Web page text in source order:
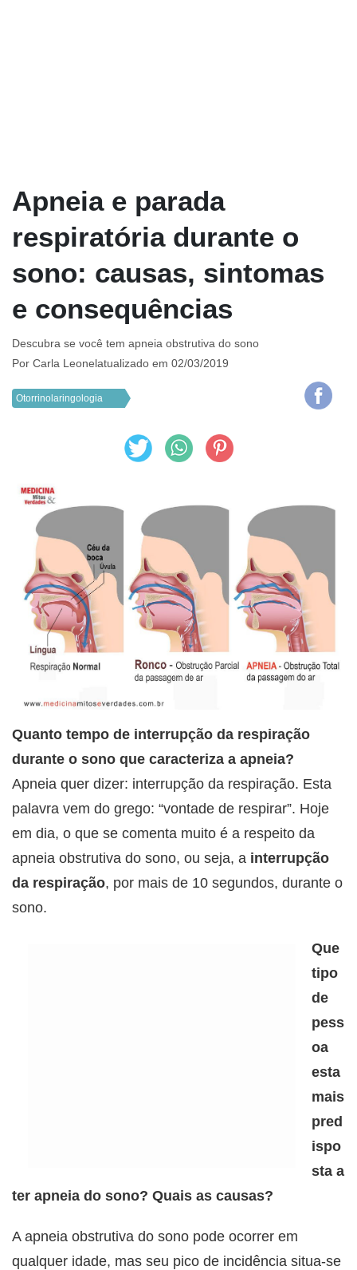
Apneia e parada
respiratória durante o
sono: causas, sintomas
e consequências
Descubra se você tem apneia obstrutiva do sono
Por Carla Leonelatualizado em 02/03/2019
Otorrinolaringologia
Quanto tempo de interrupção da respiração
durante o sono que caracteriza a apneia?
Apneia quer dizer: interrupção da respiração. Esta
palavra vem do grego: “vontade de respirar”. Hoje
em dia, o que se comenta muito é a respeito da
apneia obstrutiva do sono, ou seja, a interrupção
da respiração, por mais de 10 segundos, durante o
sono.
Que
tipo
de
pess
oa
esta
mais
pred
ispo
sta a
ter apneia do sono? Quais as causas?
A apneia obstrutiva do sono pode ocorrer em
qualquer idade, mas seu pico de incidência situa-se